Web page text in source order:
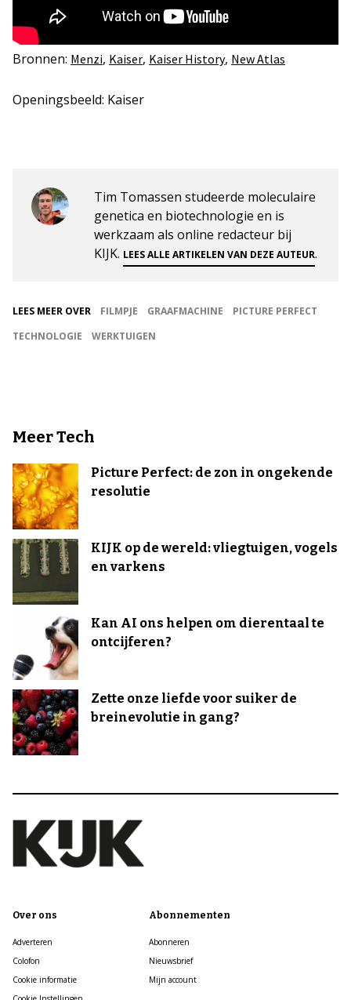
Bronnen: Menzi, Kaiser, Kaiser History, New Atlas
Openingsbeeld: Kaiser
Tim Tomassen studeerde moleculaire
genetica en biotechnologie en is
werkzaam als online redacteur bij
KIJK. LEES ALLE ARTIKELEN VAN DEZE AUTEUR.
LEES MEER OVER FILMPJE GRAAFMACHINE
PICTURE PERFECT
TECHNOLOGIE
WERKTUIGEN
Meer Tech
Picture Perfect: de zon in ongekende
resolutie
KIJK op de wereld: vliegtuigen, vogels
en varkens
Kan AI ons helpen om dierentaal te
ontcijferen?
Zette onze liefde voor suiker de
breinevolutie in gang?
Over ons
Adverteren
Colofon
Cookie informatie
Abonnementen
Abonneren
Nieuwsbrief
Mijn account